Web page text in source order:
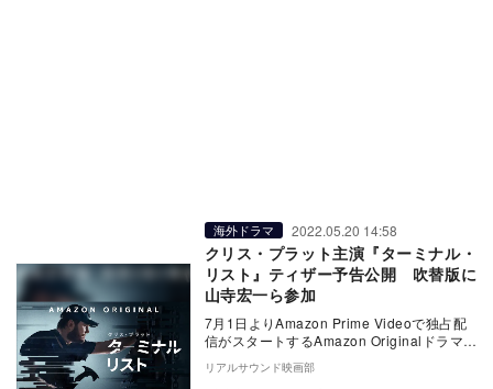
海外ドラマ 2022.05.20 14:58
クリス・プラット主演『ターミナル・
リスト』ティザー予告公開 吹替版に
山寺宏一ら参加
7月1日よりAmazon Prime Videoで独占配
信がスタートするAmazon Originalドラマシ
リーズ『ターミナル…
リアルサウンド映画部